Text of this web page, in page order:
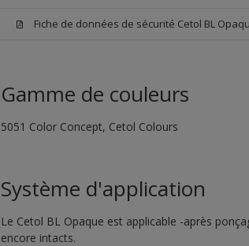
Fiche de données de sécurité Cetol BL
Gamme de couleurs
5051 Color Concept, Cetol Colours
Système d'application
Le Cetol BL Opaque est applicable -après
encore intacts.